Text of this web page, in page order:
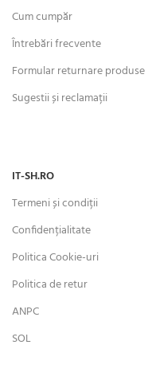
Cum cumpăr
Întrebări frecvente
Formular returnare produse
Sugestii și reclamații
IT-SH.RO
Termeni și condiții
Confidențialitate
Politica Cookie-uri
Politica de retur
ANPC
SOL